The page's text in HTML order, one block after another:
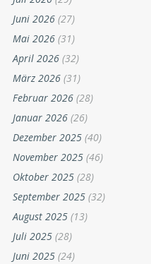
Juni 2026 (27)
Mai 2026 (31)
April 2026 (32)
März 2026 (31)
Februar 2026 (28)
Januar 2026 (26)
Dezember 2025 (40)
November 2025 (46)
Oktober 2025 (28)
September 2025 (32)
August 2025 (13)
Juli 2025 (28)
Juni 2025 (24)